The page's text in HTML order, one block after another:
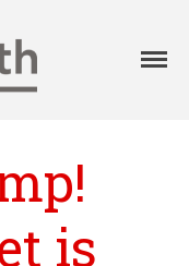
Professionals in
is